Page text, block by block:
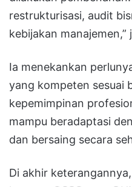
restrukturisasi, audit
kebijakan manajemen,”
Ia menekankan
yang kompeten sesuai
kepemimpinan
mampu beradaptasi
dan bersaing secara
Di akhir